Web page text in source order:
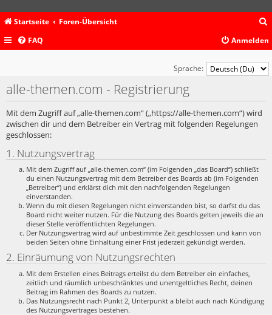
Startseite Foren-Übersicht
c
FAQ Anmelden
Sprache:
alle-themen.com - Registrierung
Mit dem Zugriff auf „alle-themen.com“ („https://alle-themen.com“) wird
zwischen dir und dem Betreiber ein Vertrag mit folgenden Regelungen
geschlossen:
1. Nutzungsvertrag
Mit dem Zugriff auf „alle-themen.com“ (im Folgenden „das Board“) schließt
du einen Nutzungsvertrag mit dem Betreiber des Boards ab (im Folgenden
„Betreiber“) und erklärst dich mit den nachfolgenden Regelungen
einverstanden.
Wenn du mit diesen Regelungen nicht einverstanden bist, so darfst du das
Board nicht weiter nutzen. Für die Nutzung des Boards gelten jeweils die an
dieser Stelle veröffentlichten Regelungen.
Der Nutzungsvertrag wird auf unbestimmte Zeit geschlossen und kann von
beiden Seiten ohne Einhaltung einer Frist jederzeit gekündigt werden.
2. Einräumung von Nutzungsrechten
Mit dem Erstellen eines Beitrags erteilst du dem Betreiber ein einfaches,
zeitlich und räumlich unbeschränktes und unentgeltliches Recht, deinen
Beitrag im Rahmen des Boards zu nutzen.
Das Nutzungsrecht nach Punkt 2, Unterpunkt a bleibt auch nach Kündigung
des Nutzungsvertrages bestehen.